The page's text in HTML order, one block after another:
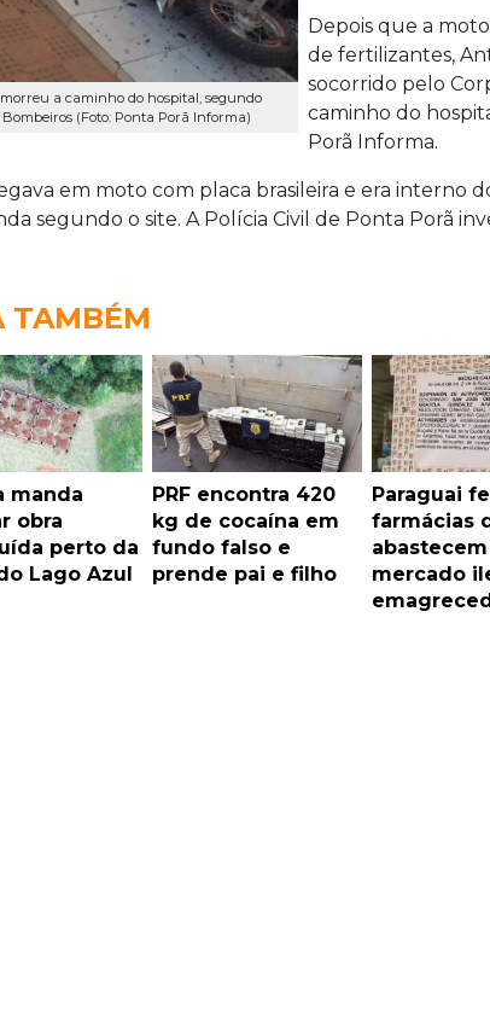
a caminho do hospital, segundo
Bombeiros (Foto: Ponta Porã Informa)
Depois que a
de fertilizantes,
socorrido pelo
caminho do
Porã Informa.
em moto com placa brasileira e era interno
segundo o site. A Polícia Civil de Ponta Porã
TAMBÉM
manda
obra
perto da
Lago Azul
PRF encontra 420
kg de cocaína em
fundo falso e
prende pai e filho
Paraguai
farmácias
abastecem
mercado